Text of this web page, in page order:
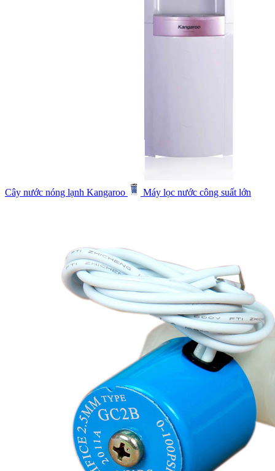
Cây nước nóng lạnh Kangaroo Máy lọc nước công suất lớn